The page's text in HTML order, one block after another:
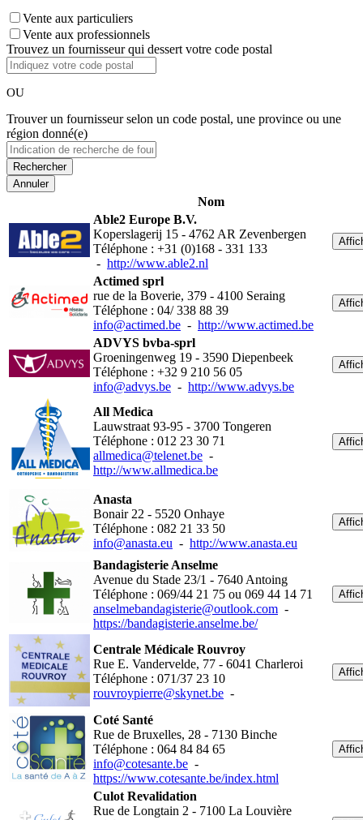
Vente aux particuliers
Vente aux professionnels
Trouvez un fournisseur qui dessert votre code postal
OU
Trouver un fournisseur selon un code postal, une province ou une
région donné(e)
Annuler
Nom
Able2 Europe B.V.
Koperslagerij 15 - 4762 AR Zevenbergen
Téléphone : +31 (0)168 - 331 133
- http://www.able2.nl
Actimed sprl
rue de la Boverie, 379 - 4100 Seraing
Téléphone : 04/ 338 88 39
info@actimed.be - http://www.actimed.be
ADVYS bvba-sprl
Groeningenweg 19 - 3590 Diepenbeek
Téléphone : +32 9 210 56 05
info@advys.be - http://www.advys.be
All Medica
Lauwstraat 93-95 - 3700 Tongeren
Téléphone : 012 23 30 71
allmedica@telenet.be -
http://www.allmedica.be
Anasta
Bonair 22 - 5520 Onhaye
Téléphone : 082 21 33 50
info@anasta.eu - http://www.anasta.eu
Bandagisterie Anselme
Avenue du Stade 23/1 - 7640 Antoing
Téléphone : 069/44 21 75 ou 069 44 14 71
anselmebandagisterie@outlook.com -
https://bandagisterie.anselme.be/
Centrale Médicale Rouvroy
Rue E. Vandervelde, 77 - 6041 Charleroi
Téléphone : 071/37 23 10
rouvroypierre@skynet.be -
Coté Santé
Rue de Bruxelles, 28 - 7130 Binche
Téléphone : 064 84 84 65
info@cotesante.be -
https://www.cotesante.be/index.html
Culot Revalidation
Rue de Longtain 2 - 7100 La Louvière